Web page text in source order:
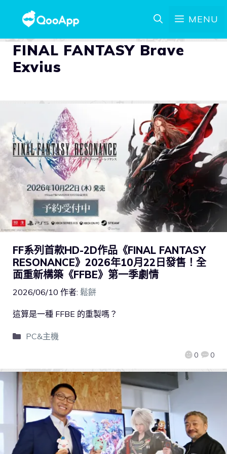
MENU
FINAL FANTASY Brave
Exvius
FF系列首款HD-2D作品《FINAL FANTASY
RESONANCE》2026年10月22日發售！全
面重新構築《FFBE》第一季劇情
2026/06/10 作者: 鬆餅
0 0
這算是一種 FFBE 的重製嗎？
PC&主機